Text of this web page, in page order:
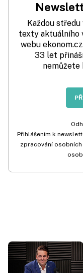
Každou
texty aktuálního
webu
33 let
nemůžete
Přihlášením k
zpracování